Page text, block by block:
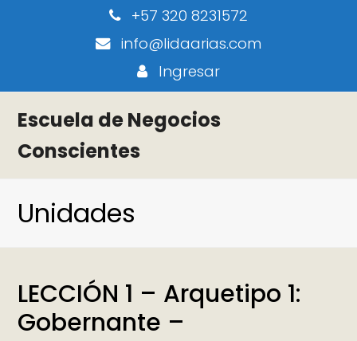
+57 320 8231572
info@lidaarias.com
Ingresar
Escuela de Negocios
Conscientes
Unidades
LECCIÓN 1 – Arquetipo 1:
Gobernante –